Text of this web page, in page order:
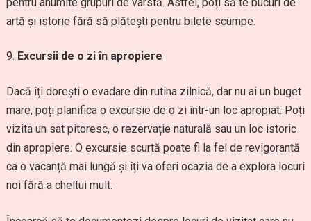
artă și istorie fără să plătești pentru bilete scumpe.
Excursii de o zi în apropiere
Dacă îți dorești o evadare din rutina zilnică, dar nu ai un buget
mare, poți planifica o excursie de o zi într-un loc apropiat. Poți
vizita un sat pitoresc, o rezervație naturală sau un loc istoric
din apropiere. O excursie scurtă poate fi la fel de revigorantă
ca o vacanță mai lungă și îți va oferi ocazia de a explora locuri
noi fără a cheltui mult.